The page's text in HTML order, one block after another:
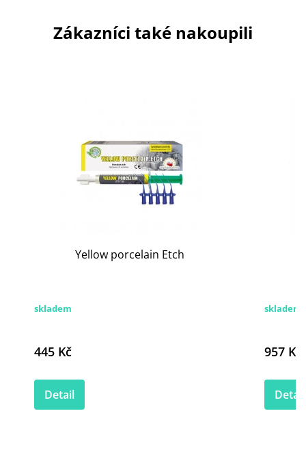
Zákazníci také nakoupili
Yellow porcelain Etch
skladem
445 Kč
Detail
skladem
957 Kč
Detail